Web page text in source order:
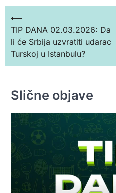
Кретање
чланка
⟵
TIP DANA 02.03.2026: Da
li će Srbija uzvratiti udarac
Turskoj u Istanbulu?
Slične objave